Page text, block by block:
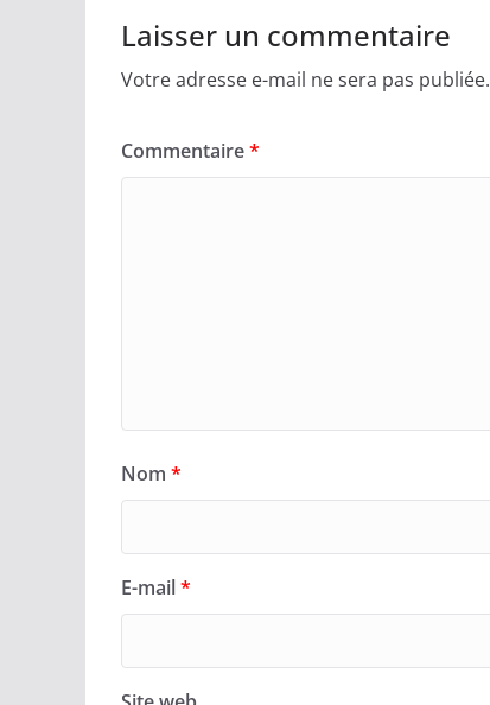
Laisser un commentaire
Votre adresse e-mail ne sera pas publiée.
Commentaire*
Nom *
E-mail*